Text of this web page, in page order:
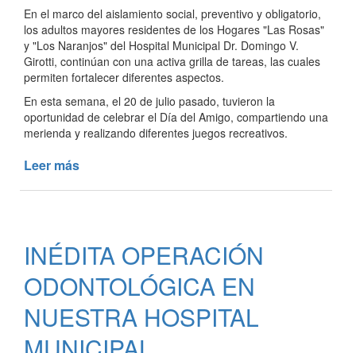
En el marco del aislamiento social, preventivo y obligatorio,
los adultos mayores residentes de los Hogares "Las Rosas"
y "Los Naranjos" del Hospital Municipal Dr. Domingo V.
Girotti, continúan con una activa grilla de tareas, las cuales
permiten fortalecer diferentes aspectos.
En esta semana, el 20 de julio pasado, tuvieron la
oportunidad de celebrar el Día del Amigo, compartiendo una
merienda y realizando diferentes juegos recreativos.
Leer más
LOS
HOGARES
DEL
HOSPITAL
MUNICIPAL
INÉDITA OPERACIÓN
ODONTOLÓGICA EN
NUESTRA HOSPITAL